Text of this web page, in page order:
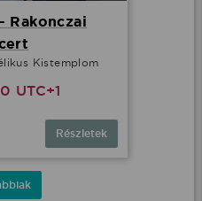
Rakonczai
Kistemplom
UTC+1
Részletek